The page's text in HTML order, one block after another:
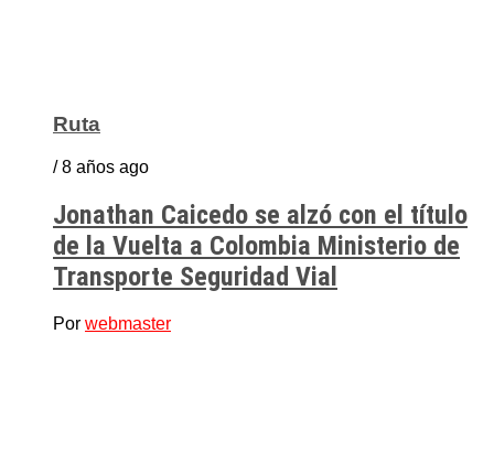
Ruta
/ 8 años ago
Jonathan Caicedo se alzó con el título
de la Vuelta a Colombia Ministerio de
Transporte Seguridad Vial
Por webmaster